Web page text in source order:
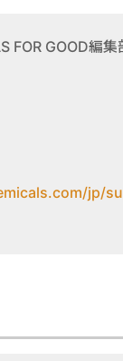
GOOD編集
jp/